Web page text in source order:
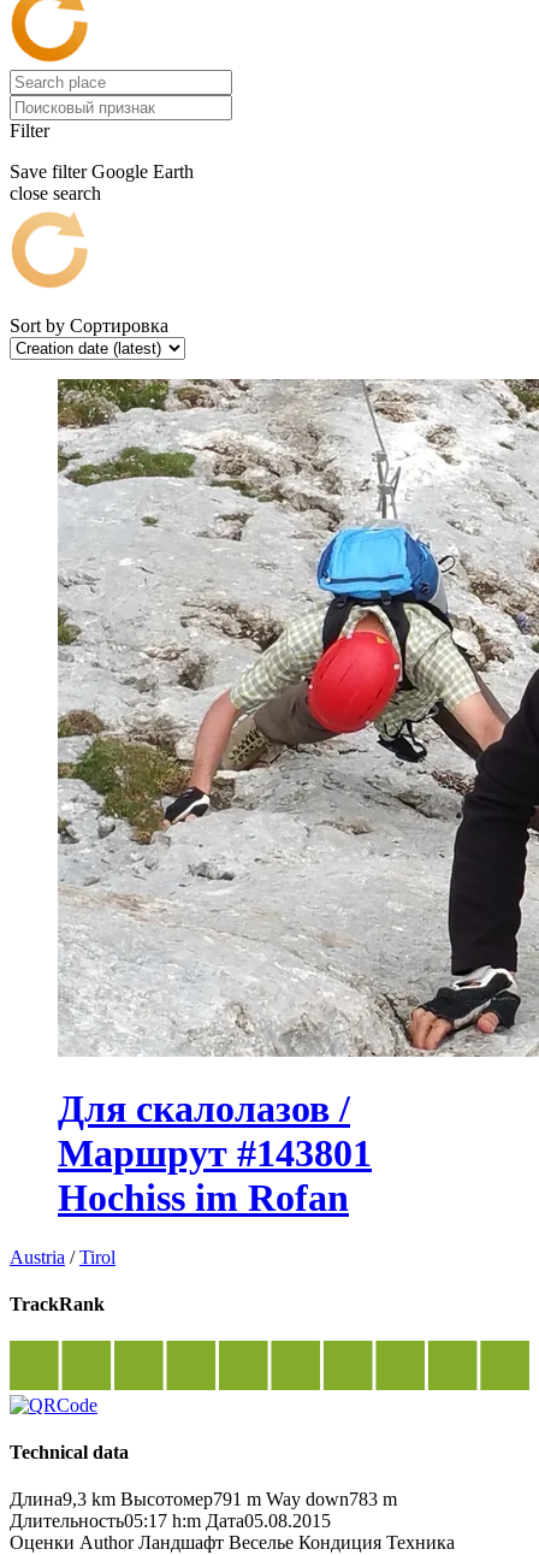
Filter
Save filter Google Earth
close search
Sort by Сортировка
Для скалолазов /
Маршрут #143801
Hochiss im Rofan
Austria /Tirol
TrackRank
Technical data
Длина9,3 km Высотомер791 m Way down783 m
Длительность05:17 h:m Дата05.08.2015
Оценки Author Ландшафт Веселье Кондиция Техника